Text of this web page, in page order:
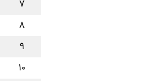
۷
۸
۹
۱۰